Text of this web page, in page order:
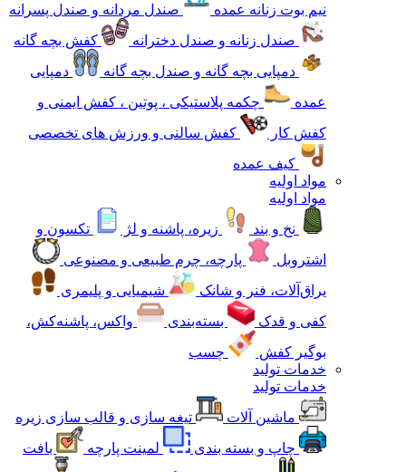
نیم بوت زنانه عمده
صندل مردانه و صندل پسرانه
صندل زنانه و صندل دخترانه
کفش بچه گانه
دمپایی بچه گانه و صندل بچه گانه
دمپایی
عمده
چکمه پلاستیکی ، پوتین ، کفش ایمنی و
کفش کار
کفش سالنی و ورزش های تخصصی
کیف عمده
مواد اولیه
مواد اولیه
نخ و بند
زیره، پاشنه و لژ
تکسون و
اشتروبل
پارچه، چرم طبیعی و مصنوعی
یراق‌آلات، فنر و شانک
شیمیایی و پلیمری
کفی و قدک
بسته‌بندی
واکس، پاشنه‌کش،
بوگیر کفش
چسب
خدمات تولید
خدمات تولید
ماشین آلات
تیغه سازی و قالب سازی زیره
چاپ و بسته بندی
لمینت پارچه
بافت